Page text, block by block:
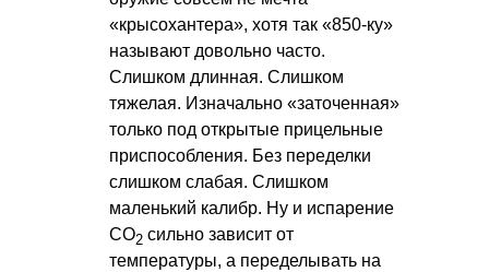
«крысохантера», хотя так «850-ку»
называют довольно часто.
Слишком длинная. Слишком
тяжелая. Изначально «заточенная»
только под открытые прицельные
приспособления. Без переделки
слишком слабая. Слишком
маленький калибр. Ну и испарение
СО2 сильно зависит от
температуры, а переделывать на